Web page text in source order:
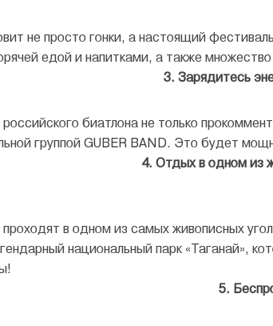
не просто гонки, а настоящий
едой и напитками, а также
3. Зарядитесь
российского биатлона не только
группой GUBER BAND. Это будет
4. Отдых в одном из
проходят в одном из самых живописных
национальный парк «Таганай»,
5.